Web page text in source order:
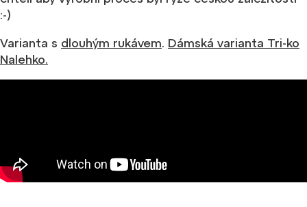
:-)
Varianta s dlouhým rukávem. Dámská varianta Tri-ko
Nalehko.